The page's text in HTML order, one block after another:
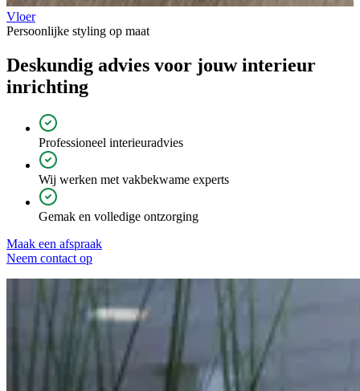
Vloer
Persoonlijke styling op maat
Deskundig advies voor jouwinterieur
inrichting
Professioneel interieuradvies
Wij werken met vakbekwame experts
Gemak en volledige ontzorging
Maak een afspraak
Neem contact op